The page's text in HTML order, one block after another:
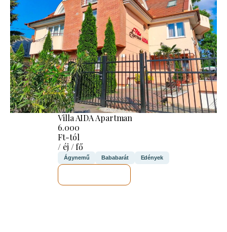
Villa AIDA Apartman
6.000
Ft-tól
/ éj / fő
Ágynemű Bababarát Edények